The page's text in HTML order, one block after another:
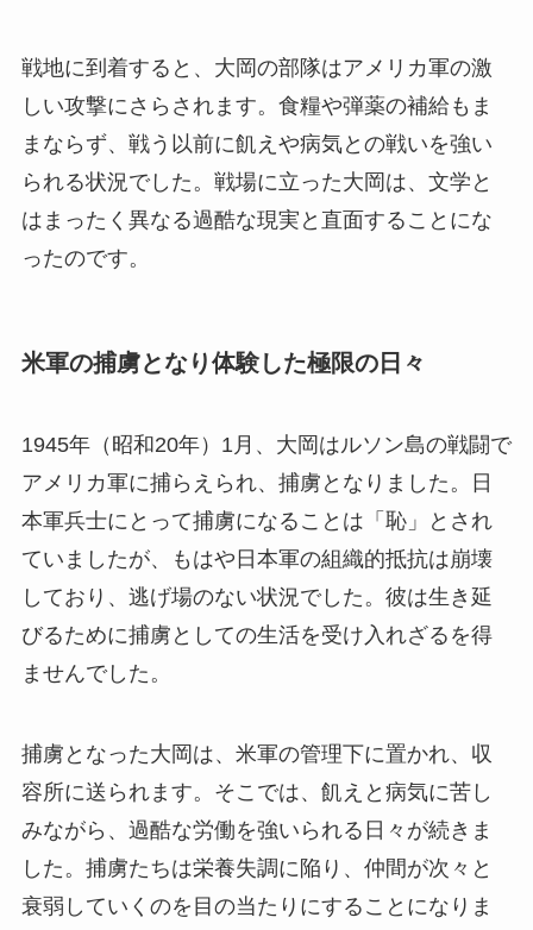
戦地に到着すると、大岡の部隊はアメリカ軍の激
しい攻撃にさらされます。食糧や弾薬の補給もま
まならず、戦う以前に飢えや病気との戦いを強い
られる状況でした。戦場に立った大岡は、文学と
はまったく異なる過酷な現実と直面することにな
ったのです。
米軍の捕虜となり体験した極限の日々
1945年（昭和20年）1月、大岡はルソン島の戦闘で
アメリカ軍に捕らえられ、捕虜となりました。日
本軍兵士にとって捕虜になることは「恥」とされ
ていましたが、もはや日本軍の組織的抵抗は崩壊
しており、逃げ場のない状況でした。彼は生き延
びるために捕虜としての生活を受け入れざるを得
ませんでした。
捕虜となった大岡は、米軍の管理下に置かれ、収
容所に送られます。そこでは、飢えと病気に苦し
みながら、過酷な労働を強いられる日々が続きま
した。捕虜たちは栄養失調に陥り、仲間が次々と
衰弱していくのを目の当たりにすることになりま